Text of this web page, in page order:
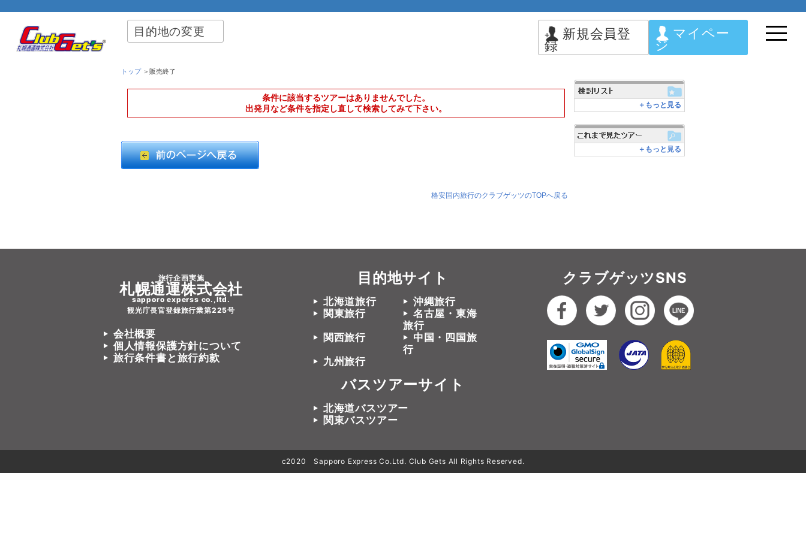
目的地の変更 新規会員登
録
マイペー
ジ
トップ＞販売終了
条件に該当するツアーはありませんでした。
出発月など条件を指定し直して検索してみて下さい。
格安国内旅行のクラブゲッツのTOPへ戻る
＋もっと見る
＋もっと見る
旅行企画実施
札幌通運株式会社
sapporo experss co.,ltd.
観光庁長官登録旅行業第225号
会社概要
個人情報保護方針について
旅行条件書と旅行約款
目的地サイト
北海道旅行
沖縄旅行
関東旅行
名古屋・東海
旅行
関西旅行
中国・四国旅
行
九州旅行
バスツアーサイト
北海道バスツアー
関東バスツアー
クラブゲッツSNS
c2020 Sapporo Express Co.Ltd. Club Gets All Rights Reserved.